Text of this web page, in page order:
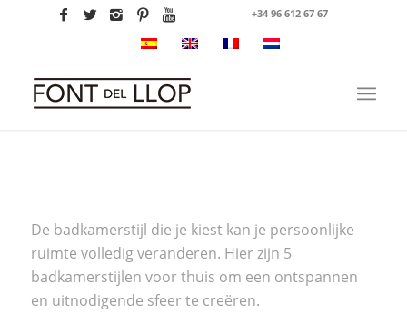
+34 96 612 67 67
De badkamerstijl die je kiest kan je persoonlijke
ruimte volledig veranderen. Hier zijn 5
badkamerstijlen voor thuis om een ontspannen
en uitnodigende sfeer te creëren.